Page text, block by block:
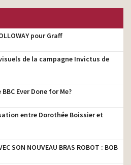
pour Graff
de la campagne Invictus de
Ever Done for Me?
entre Dorothée Boissier et
SON NOUVEAU BRAS ROBOT : BOB